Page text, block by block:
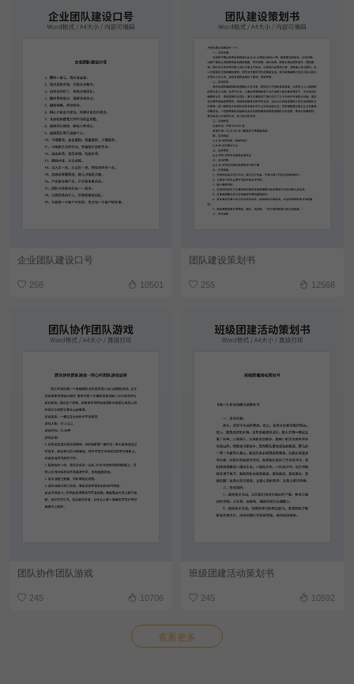
企业团队建设口号
258 10501
团队建设策划书
255 12568
团队协作团队游戏
245 10706
班级团建活动策划书
245 10592
查看更多